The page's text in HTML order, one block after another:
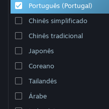
Apoio
Alterar idioma
Instala a app móvel do Steam
Ver versão para computadores
Português (Portugal)
Chinês simplificado
Chinês tradicional
Japonês
Coreano
Tailandês
Árabe
Ordenar por Relevância